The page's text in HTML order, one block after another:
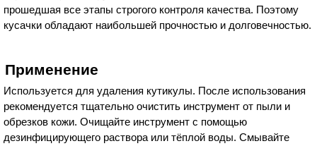
прошедшая все этапы строгого контроля качества. Поэтому
кусачки обладают наибольшей прочностью и долговечностью.
Применение
Используется для удаления кутикулы. После использования
рекомендуется тщательно очистить инструмент от пыли и
обрезков кожи. Очищайте инструмент с помощью
дезинфицирующего раствора или тёплой воды. Смывайте